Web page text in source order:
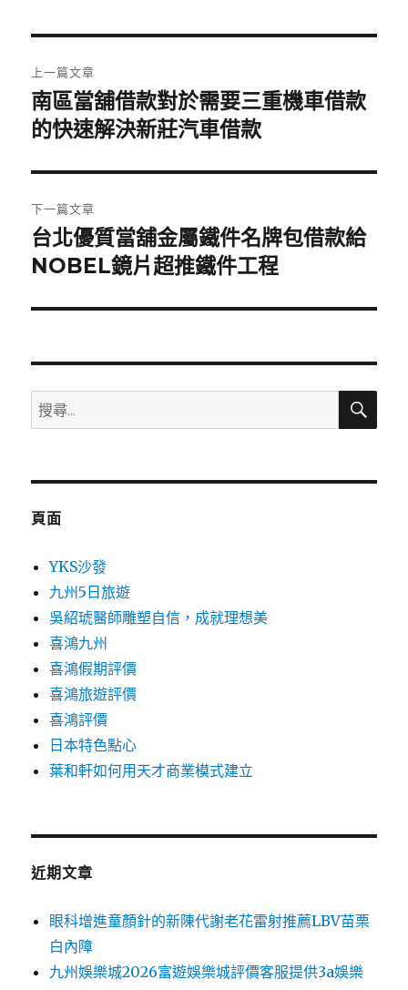
章
導
覽
上一篇文章
上
一
文
章:
南區當舖借款對於需要三重機車借款
的快速解決新莊汽車借款
下一篇文章
下
一
文
台北優質當舖金屬鐵件名牌包借款給
NOBEL鏡片超推鐵件工程
搜
尋
鍵
搜
頁面
YKS沙發
九州5日旅遊
吳紹琥醫師雕塑自信，成就理想美
喜鴻九州
喜鴻假期評價
喜鴻旅遊評價
喜鴻評價
日本特色點心
葉和軒如何用天才商業模式建立
近期文章
眼科增進童顏針的新陳代謝老花雷射推薦LBV苗栗
白內障
九州娛樂城2026富遊娛樂城評價客服提供3a娛樂